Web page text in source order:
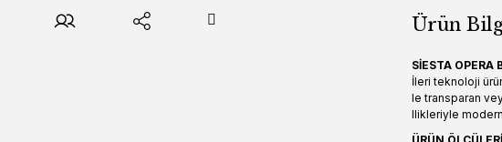
Ürün
SİESTA OPERA
İleri teknoloji
le transparan
llikleriyle modern